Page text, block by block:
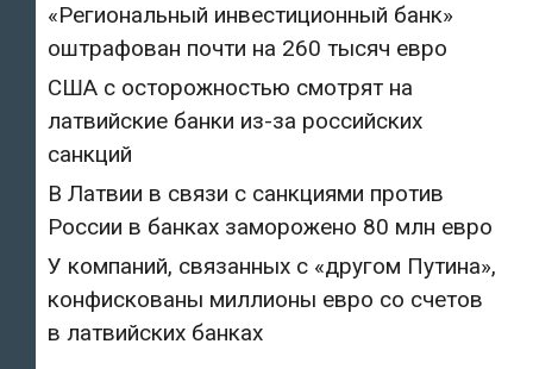
«Региональный инвестиционный банк»
оштрафован почти на 260 тысяч евро
США с осторожностью смотрят на
латвийские банки из-за российских
санкций
В Латвии в связи с санкциями против
России в банках заморожено 80 млн евро
У компаний, связанных с «другом Путина»,
конфискованы миллионы евро со счетов
в латвийских банках